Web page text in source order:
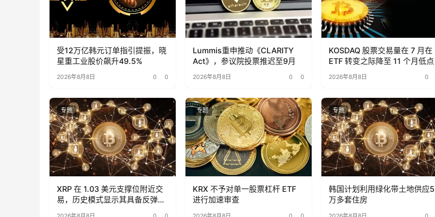
受12万亿韩元订单指引提振，晓
星重工业股价飙升49.5%
2026年8月8日 0 0
Lummis重申推动《CLARITY
Act》，参议院投票推迟至9月
2026年8月8日 0 0
KOSDAQ 股票交易量在 7 月在
ETF 转变之际降至 11 个月低点
2026年8月8日 0
专题
XRP 在 1.03 美元支撑位附近交
易，历史模式显示其具备反弹潜
专题
KRX 不予对单一股票杠杆 ETF
进行加速审查
专题
韩国计划利用绿化带土地供应5
万多套住房